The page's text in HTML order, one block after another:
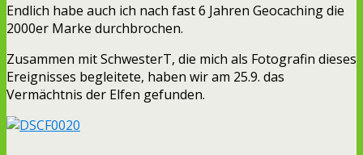
Endlich habe auch ich nach fast 6 Jahren Geocaching die
2000er Marke durchbrochen.
Zusammen mit SchwesterT, die mich als Fotografin dieses
Ereignisses begleitete, haben wir am 25.9. das
Vermächtnis der Elfen gefunden.